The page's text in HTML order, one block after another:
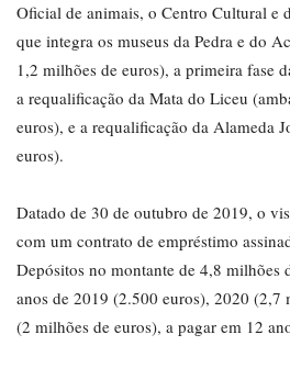
Oficial de animais, o Centro Cultural e
que integra os museus da Pedra e do
1,2 milhões de euros), a primeira fase
a requalificação da Mata do Liceu
euros), e a requalificação da Alameda
euros).
Datado de 30 de outubro de 2019, o
com um contrato de empréstimo
Depósitos no montante de 4,8 milhões
anos de 2019 (2.500 euros), 2020 (2,7
(2 milhões de euros), a pagar em 12